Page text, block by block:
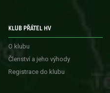
KLUB PŘÁTEL HV
O klubu
Členství a jeho výhody
Registrace do klubu